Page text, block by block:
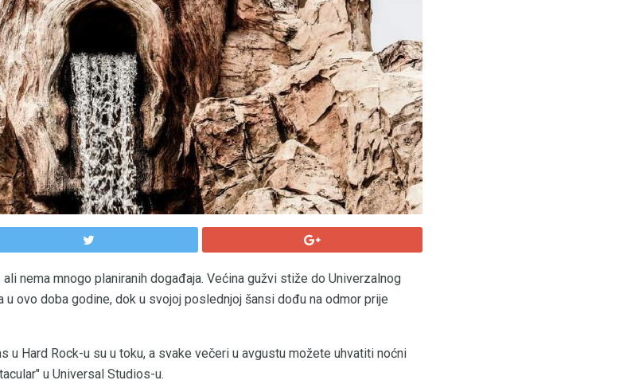
nema mnogo planiranih događaja. Većina gužvi stiže do Univerzalnog
u ovo doba godine, dok u svojoj poslednjoj šansi dođu na odmor prije
u Hard Rock-u su u toku, a svake večeri u avgustu možete uhvatiti noćni
u Universal Studios-u.